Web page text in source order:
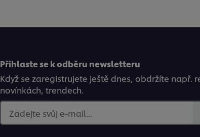
Přihlaste se k odběru newsletteru
Když se zaregistrujete ještě dnes, obdržíte např.
novínkách, trendech.
Zadejte svůj e-mail...